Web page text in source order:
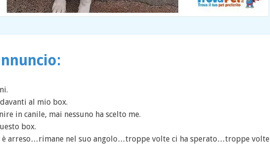
al mio box.
in canile, mai nessuno ha scelto me.
box.
è arreso…rimane nel suo angolo…troppe volte ci ha sperato…troppe volte